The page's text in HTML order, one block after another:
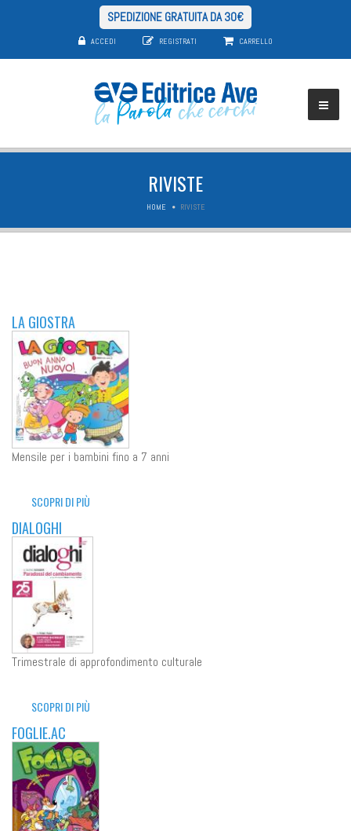
SPEDIZIONE GRATUITA DA 30€
ACCEDI REGISTRATI CARRELLO
RIVISTE
HOME RIVISTE
LA GIOSTRA
Mensile per i bambini fino a 7 anni
SCOPRI DI PIÙ
DIALOGHI
Trimestrale di approfondimento culturale
SCOPRI DI PIÙ
FOGLIE.AC